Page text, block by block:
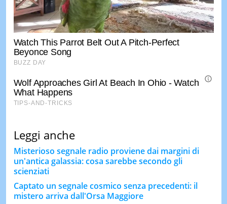
Leggi anche
Misterioso segnale radio proviene dai margini di
un'antica galassia: cosa sarebbe secondo gli
scienziati
Captato un segnale cosmico senza precedenti: il
mistero arriva dall'Orsa Maggiore